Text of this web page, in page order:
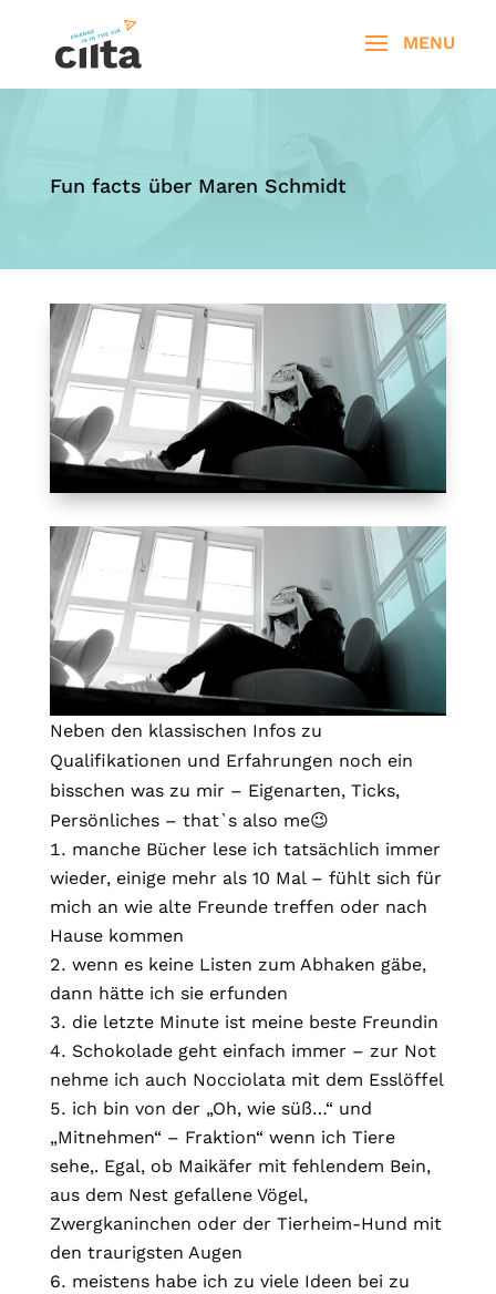
Fun facts über Maren Schmidt
Neben den klassischen Infos zu
Qualifikationen und Erfahrungen noch ein
bisschen was zu mir – Eigenarten, Ticks,
Persönliches – that`s also me😉
manche Bücher lese ich tatsächlich immer
wieder, einige mehr als 10 Mal – fühlt sich für
mich an wie alte Freunde treffen oder nach
Hause kommen
wenn es keine Listen zum Abhaken gäbe,
dann hätte ich sie erfunden
die letzte Minute ist meine beste Freundin
Schokolade geht einfach immer – zur Not
nehme ich auch Nocciolata mit dem Esslöffel
ich bin von der „Oh, wie süß…“ und
„Mitnehmen“ – Fraktion“ wenn ich Tiere
sehe,. Egal, ob Maikäfer mit fehlendem Bein,
aus dem Nest gefallene Vögel,
Zwergkaninchen oder der Tierheim-Hund mit
den traurigsten Augen
meistens habe ich zu viele Ideen bei zu